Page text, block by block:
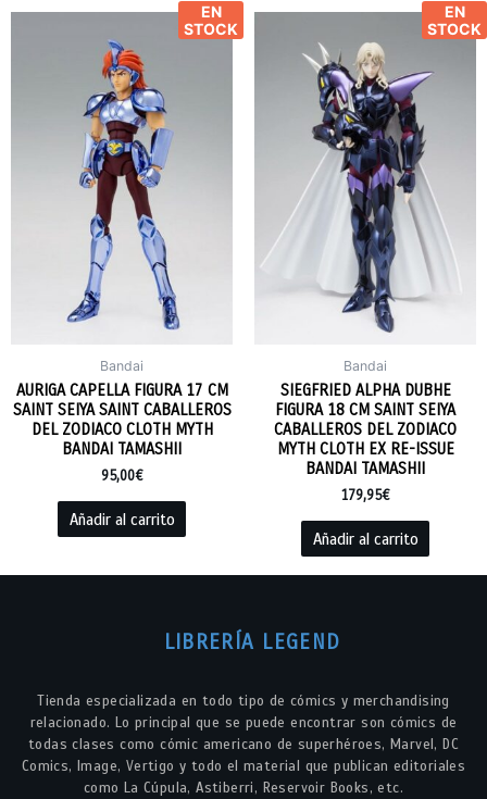
EN
STOCK
Bandai
AURIGA CAPELLA FIGURA 17 CM
SAINT SEIYA SAINT CABALLEROS
DEL ZODIACO CLOTH MYTH
BANDAI TAMASHII
95,00€
Añadir al carrito
EN
STOCK
Bandai
SIEGFRIED ALPHA DUBHE
FIGURA 18 CM SAINT SEIYA
CABALLEROS DEL ZODIACO
MYTH CLOTH EX RE-ISSUE
BANDAI TAMASHII
179,95€
Añadir al carrito
LIBRERÍA LEGEND
Tienda especializada en todo tipo de cómics y merchandising
relacionado. Lo principal que se puede encontrar son cómics de
todas clases como cómic americano de superhéroes, Marvel, DC
Comics, Image, Vertigo y todo el material que publican editoriales
como La Cúpula, Astiberri, Reservoir Books, etc.